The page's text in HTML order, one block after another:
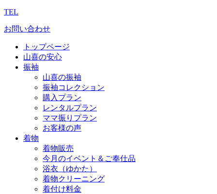
TEL
お問い合わせ
トップページ
山喜の安心
振袖
山喜の振袖
振袖コレクション
購入プラン
レンタルプラン
ママ振りプラン
お客様の声
着物
着物販売
今月のイベント＆ご奉仕品
浴衣（ゆかた）
着物クリーニング
着付け料金